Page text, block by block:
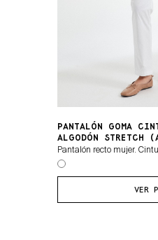
PANTALÓN GOMA
ALGODÓN STRETCH
Pantalón recto mujer.
VER